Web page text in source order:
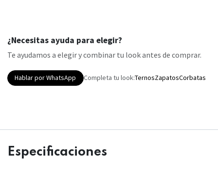
¿Necesitas ayuda para elegir?
Te ayudamos a elegir y combinar tu look antes de comprar.
Hablar por WhatsApp Completa tu look:TernosZapatosCorbatas
Especificaciones